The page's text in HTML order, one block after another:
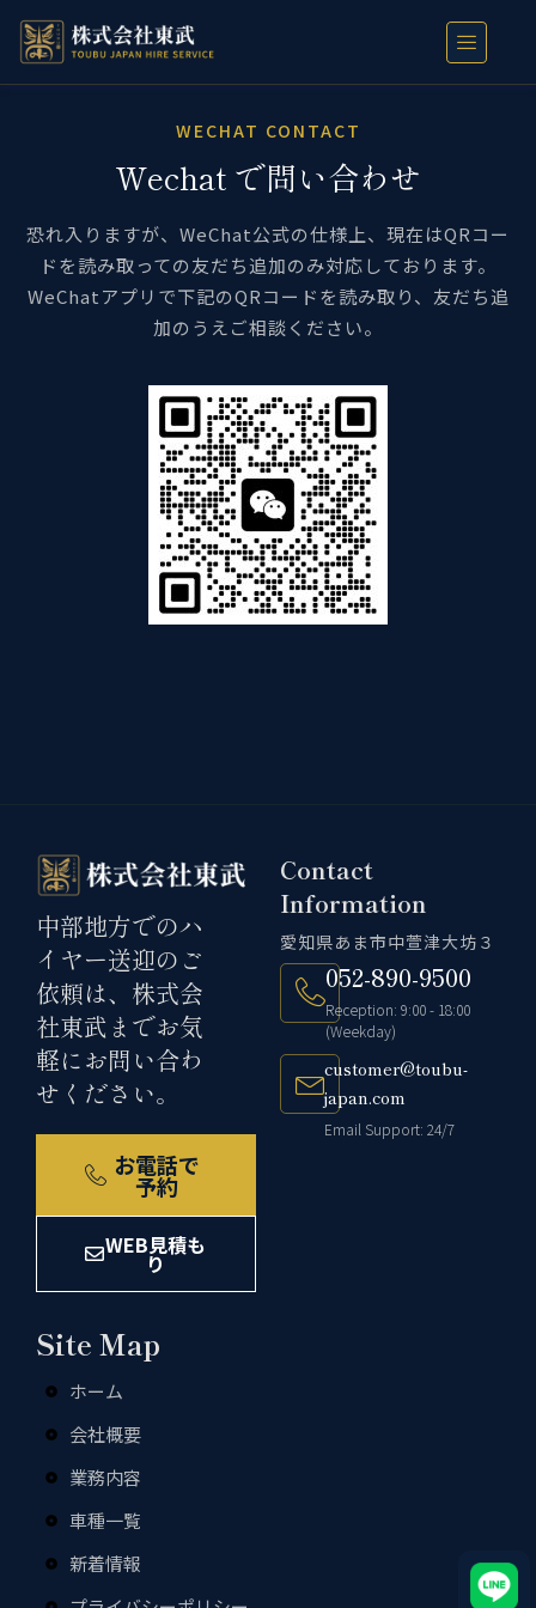
WECHAT CONTACT
Wechat で問い合わせ
恐れ入りますが、WeChat公式の仕様上、現在はQRコー
ドを読み取っての友だち追加のみ対応しております。
WeChatアプリで下記のQRコードを読み取り、友だち追
加のうえご相談ください。
中部地方でのハ
イヤー送迎のご
依頼は、株式会
社東武までお気
軽にお問い合わ
せください。
お電話で
予約
WEB見積も
り
Contact
Information
愛知県あま市中萱津大坊３
052-890-9500
Reception: 9:00 - 18:00
(Weekday)
customer@toubu-
japan.com
Email Support: 24/7
Site Map
ホーム
会社概要
業務内容
車種一覧
新着情報